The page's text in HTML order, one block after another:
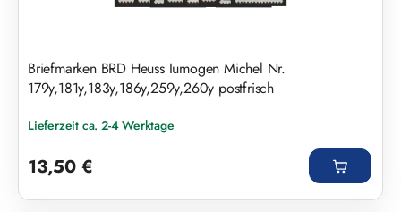
Briefmarken BRD Heuss Iumogen Michel Nr.
179y,181y,183y,186y,259y,260y postfrisch
Lieferzeit ca. 2-4 Werktage
13,50 €